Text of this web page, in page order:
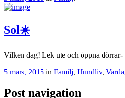
Sol☀️
Vilken dag! Lek ute och öppna dörrar-
5 mars, 2015 in Familj, Hundliv,
Post navigation